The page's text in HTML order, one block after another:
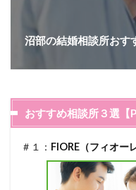
沼部の結婚相談所おす
おすすめ相談所３選【
＃１： FIORE（フィオーレ